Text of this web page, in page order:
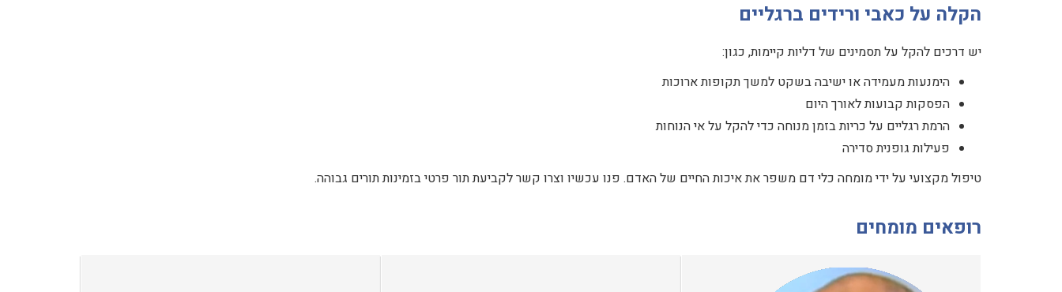
הקלה על כאבי ורידים ברגליים
יש דרכים להקל על תסמינים של דליות קיימות, כגון:
הימנעות מעמידה או ישיבה בשקט למשך תקופות ארוכות
הפסקות קבועות לאורך היום
הרמת רגליים על כריות בזמן מנוחה כדי להקל על אי הנוחות
פעילות גופנית סדירה
טיפול מקצועי על ידי מומחה כלי דם משפר את איכות החיים של האדם. פנו עכשיו וצרו קשר לקביעת תור פרטי בזמינות תורים גבוהה.
רופאים מומחים